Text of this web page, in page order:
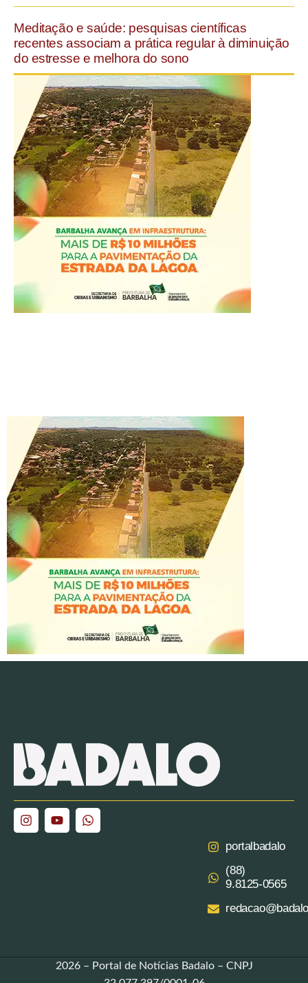
Meditação e saúde: pesquisas científicas
recentes associam a prática regular à diminuição
do estresse e melhora do sono
portalbadalo
(88)
9.8125‑0565‬
2026 – Portal de Notícias Badalo – CNPJ